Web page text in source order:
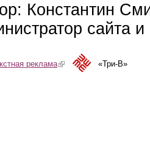
Константин
сайта
реклама(link is external)«Три-В»